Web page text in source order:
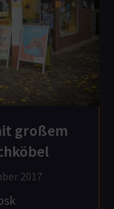
großem
2017